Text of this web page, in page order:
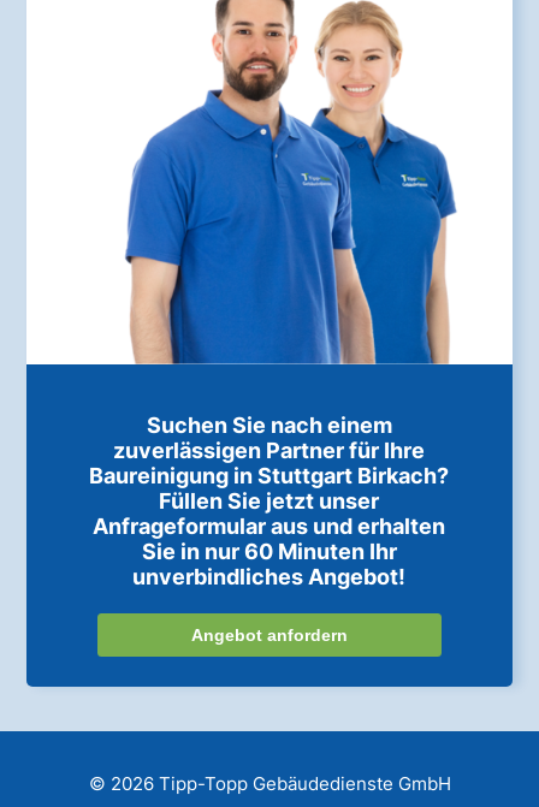
Suchen Sie nach einem
zuverlässigen Partner für Ihre
Baureinigung in Stuttgart Birkach?
Füllen Sie jetzt unser
Anfrageformular aus und erhalten
Sie in nur 60 Minuten Ihr
unverbindliches Angebot!
Angebot anfordern
© 2026 Tipp-Topp Gebäudedienste GmbH